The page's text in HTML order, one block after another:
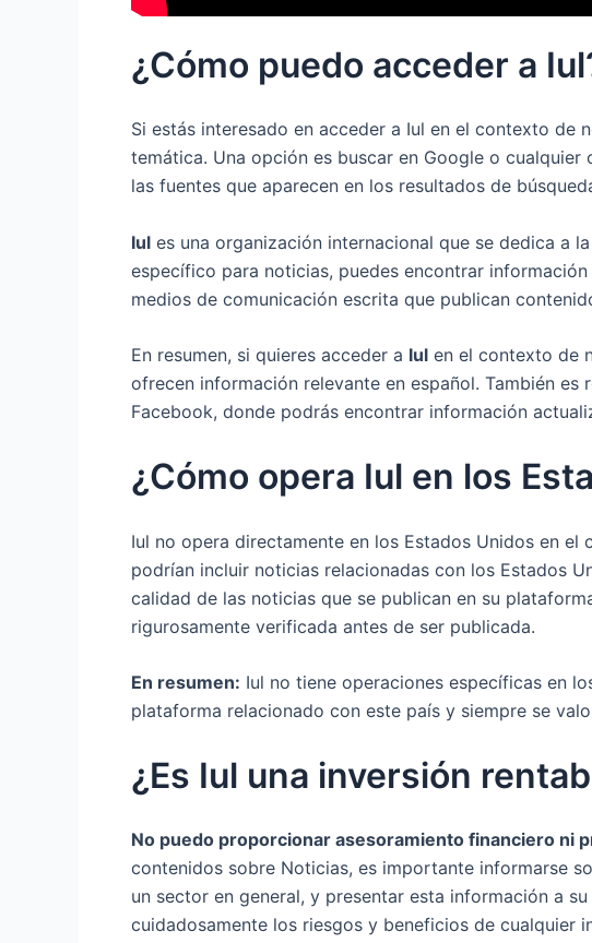
¿Cómo puedo acceder a
Si estás interesado en acceder a Iul en el contexto
temática. Una opción es buscar en Google o
las fuentes que aparecen en los resultados de
Iul es una organización internacional que se dedica a
específico para noticias, puedes encontrar
medios de comunicación escrita que publican
En resumen, si quieres acceder a Iul en el contexto de
ofrecen información relevante en español. También
Facebook, donde podrás encontrar información
¿Cómo opera Iul en los
Iul no opera directamente en los Estados Unidos en
podrían incluir noticias relacionadas con los Estados
calidad de las noticias que se publican en su
rigurosamente verificada antes de ser publicada.
En resumen: Iul no tiene operaciones específicas en
plataforma relacionado con este país y siempre se
¿Es Iul una inversión
No puedo proporcionar asesoramiento financiero ni
contenidos sobre Noticias, es importante informarse
un sector en general, y presentar esta información a
cuidadosamente los riesgos y beneficios de cualquier